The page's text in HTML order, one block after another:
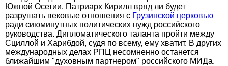
Южной Осетии. Патриарх Кирилл вряд ли будет
разрушать вековые отношения с Грузинской церковью
ради сиюминутных политических нужд российского
руководства. Дипломатического таланта пройти между
Сциллой и Харибдой, судя по всему, ему хватит. В других
международных делах РПЦ несомненно останется
ближайшим "духовным партнером" российского МИДа.